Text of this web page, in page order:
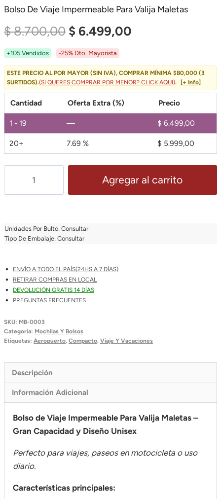
Bolso De Viaje Impermeable Para Valija Maletas
$8.700,00 El
Precio
Original
Era:
$ 8.700,00.
$ 6.499,00
Actual
Es:
$ 6.499,00.
+105 Vendidos -25% Dto. Mayorista
ESTE PRECIO AL POR MAYOR (SIN IVA), COMPRAR MÍNIMA $80,000 (3
SURTIDOS).(SI QUERES COMPRAR POR MENOR? CLICK AQUI). [+ Info]
Cantidad Oferta Extra (%) Precio
1 - 19 — $ 6.499,00
20+ 7.69 % $ 5.999,00
Viaje
Para
Valija
Cantidad
Agregar al carrito
Unidades Por Bulto: Consultar
Tipo De Embalaje: Consultar
ENVÍO A TODO EL PAÍS(24HS A 7 DÍAS)
RETIRAR COMPRAS EN LOCAL
DEVOLUCIÓN GRATIS 14 DÍAS
PREGUNTAS FRECUENTES
SKU: MB-0003
Categoría: Mochilas Y Bolsos
Etiquetas: Aeropuerto, Compacto, Viaje Y Vacaciones
Descripción
Información Adicional
Bolso de Viaje Impermeable Para Valija Maletas –
Gran Capacidad y Diseño Unisex
Perfecto para viajes, paseos en motocicleta o uso
diario.
Características principales: